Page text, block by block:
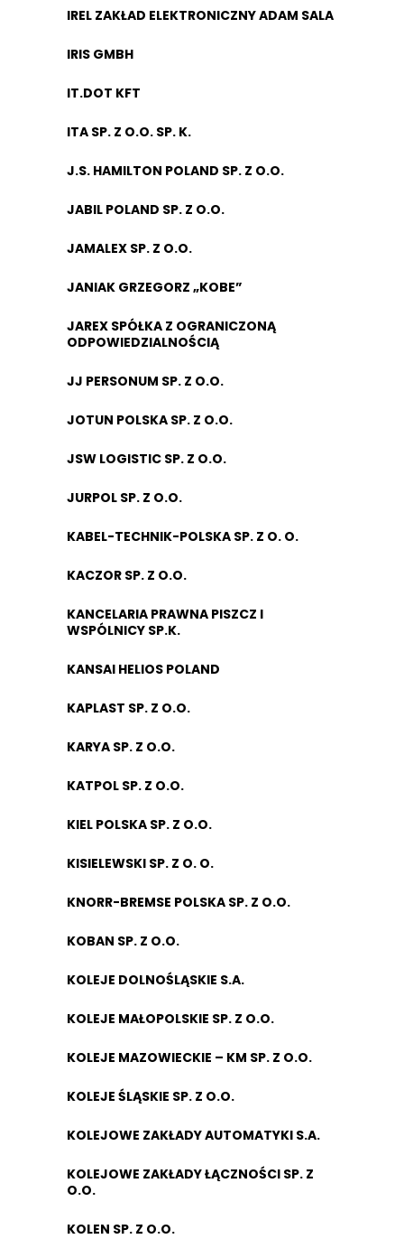
IREL ZAKŁAD ELEKTRONICZNY ADAM SALA
IRIS GMBH
IT.DOT KFT
ITA SP. Z O.O. SP. K.
J.S. HAMILTON POLAND SP. Z O.O.
JABIL POLAND SP. Z O.O.
JAMALEX SP. Z O.O.
JANIAK GRZEGORZ „KOBE”
JAREX SPÓŁKA Z OGRANICZONĄ
ODPOWIEDZIALNOŚCIĄ
JJ PERSONUM SP. Z O.O.
JOTUN POLSKA SP. Z O.O.
JSW LOGISTIC SP. Z O.O.
JURPOL SP. Z O.O.
KABEL-TECHNIK-POLSKA SP. Z O. O.
KACZOR SP. Z O.O.
KANCELARIA PRAWNA PISZCZ I
WSPÓLNICY SP.K.
KANSAI HELIOS POLAND
KAPLAST SP. Z O.O.
KARYA SP. Z O.O.
KATPOL SP. Z O.O.
KIEL POLSKA SP. Z O.O.
KISIELEWSKI SP. Z O. O.
KNORR-BREMSE POLSKA SP. Z O.O.
KOBAN SP. Z O.O.
KOLEJE DOLNOŚLĄSKIE S.A.
KOLEJE MAŁOPOLSKIE SP. Z O.O.
KOLEJE MAZOWIECKIE – KM SP. Z O.O.
KOLEJE ŚLĄSKIE SP. Z O.O.
KOLEJOWE ZAKŁADY AUTOMATYKI S.A.
KOLEJOWE ZAKŁADY ŁĄCZNOŚCI SP. Z
O.O.
KOLEN SP. Z O.O.